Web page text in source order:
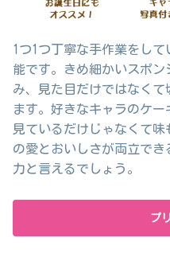
1つ1つ丁寧な手作業をし
能です。きめ細かいスポ
み、見た目だけではなく
ます。好きなキャラのケー
見ているだけじゃなくて
の愛とおいしさが両立で
力と言えるでしょう。
プ